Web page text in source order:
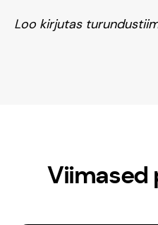
Meedia
Loo kirjutas
Viimased